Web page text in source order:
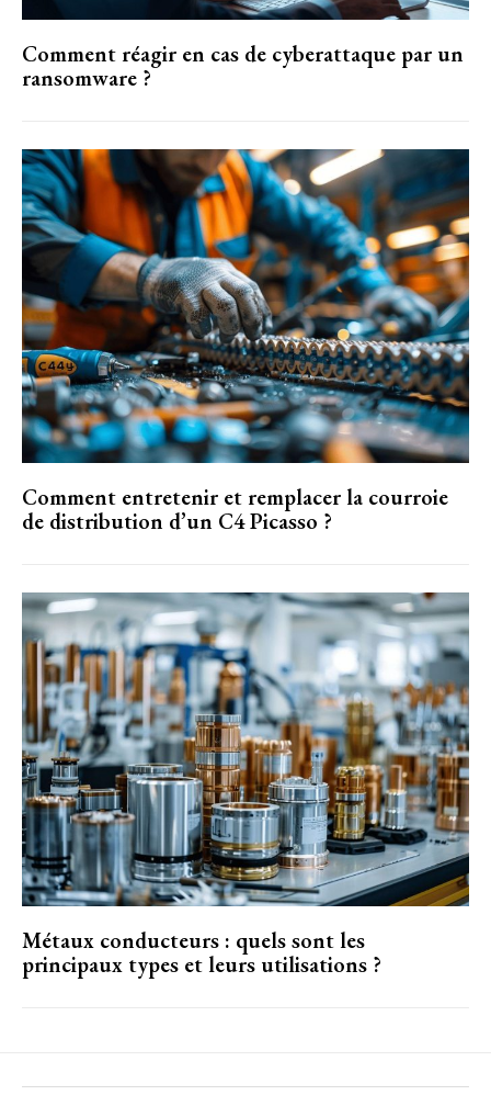
Comment réagir en cas de cyberattaque par un
ransomware ?
Comment entretenir et remplacer la courroie
de distribution d’un C4 Picasso ?
Métaux conducteurs : quels sont les
principaux types et leurs utilisations ?